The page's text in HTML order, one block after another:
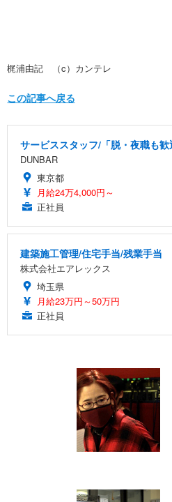
梶浦由記 （c）カンテレ
この記事へ戻る
サービススタッフ/「脱・夜職も
DUNBAR
東京都
月給24万4,000円～
正社員
建築施工管理/住宅手当/残業手当
株式会社エアレックス
埼玉県
月給23万円～50万円
正社員